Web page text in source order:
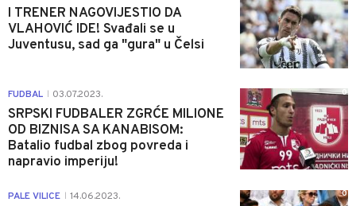
I TRENER NAGOVIJESTIO DA
VLAHOVIĆ IDE! Svađali se u
Juventusu, sad ga "gura" u Čelsi
FUDBAL 03.07.2023.
SRPSKI FUDBALER ZGRĆE MILIONE
OD BIZNISA SA KANABISOM:
Batalio fudbal zbog povreda i
napravio imperiju!
0
PALE VILICE 14.06.2023. 0